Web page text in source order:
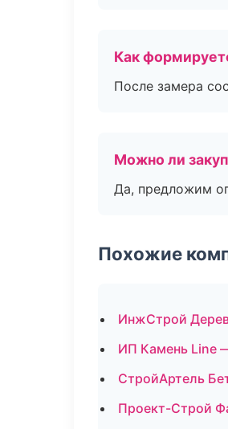
Как
После замера
Можно ли
Да, предложим
Похожие
ИнжСтрой
ИП Камень Line
СтройАртель
Проект-Строй